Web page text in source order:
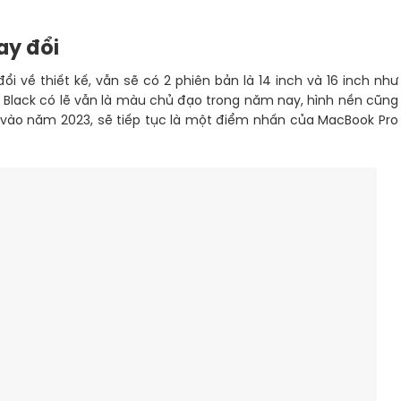
đổi
về thiết kế, vẫn sẽ có 2 phiên bản là 14 inch và 16 inch như
có lẽ vẫn là màu chủ đạo trong năm nay, hình nền cũng
năm 2023, sẽ tiếp tục là một điểm nhấn của MacBook Pro